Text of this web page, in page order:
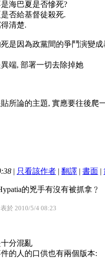
海巴夏是否慘死?
否給基督徒殺死.
清楚.
是因為政黨間的爭鬥演變成
端, 部署一切去除掉她
所論的主題, 實應要往後爬
| 只看該作者 | 翻譯 | 書面 |
的兇手有沒有被抓拿﹖
於 2010/5/4 08:23
分混亂
的人的口供也有兩個版本: